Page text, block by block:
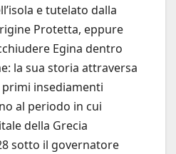
e tutelato dalla
Protetta, eppure
Egina dentro
la sua storia attraversa
primi insediamenti
al periodo in cui
della Grecia
sotto il governatore